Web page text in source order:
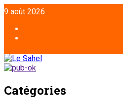
Aller
au
contenu
9 août 2026
Catégories